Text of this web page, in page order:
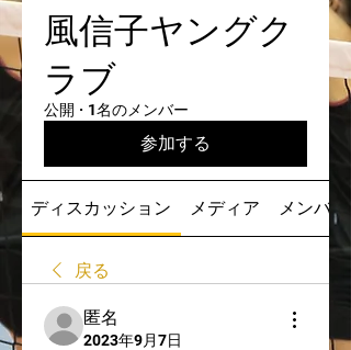
風信子ヤングク
ラブ
公開 · 1名のメンバー
参加する
ディスカッション メディア メンバー
戻る
匿名
2023年9月7日